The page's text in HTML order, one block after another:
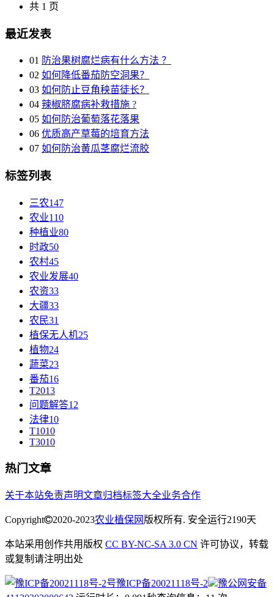
共 1 页
最近发表
01 防治果树腐烂病有什么方法 ？
02 如何降低番茄防空洞果？
03 如何防止豆角秧苗徒长？
04 辣椒脐腐病补救措施 ?
05 如何防治葡萄落花落果
06 优质高产草莓的培育方法
07 如何防治黄瓜茎腐烂流胶
标签列表
三农147
农业110
种植业80
时政50
农村45
农业发展40
农资33
大疆33
农民31
植保无人机25
植物24
蔬菜23
番茄16
T2013
问题解答12
法律10
T1010
T3010
热门文章
关于本站免责声明文章归档标签大全业务合作
Copyright 2020-2023农业植保网 版权所有. 安全运行2190天
本站采用创作共用版权 CC BY-NC-SA 3.0 CN 许可协议，转载
或复制请注明出处
豫ICP备20021118号-2
豫公网安备